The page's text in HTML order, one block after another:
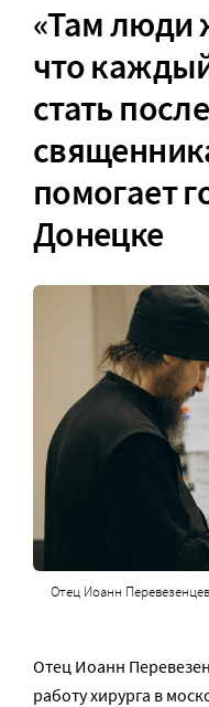
«Там люди
что
стать
помогает
Донецке
Отец Иоанн
Отец Иоанн
работу хирурга в